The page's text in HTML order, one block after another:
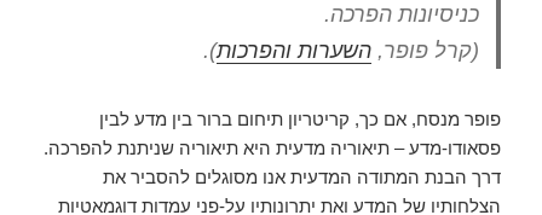
כניסיונות הפרכה.
(קרל פופר,השערות והפרכות).
פופר מנסח, אם כך, קריטריון תיחום ברור בין מדע לבין
פסאודו-מדע – תיאוריה מדעית היא תיאוריה שניתנת להפרכה.
דרך הבנת המתודה המדעית אנו מסוגלים להסביר את
הצלחותיו של המדע ואת יתרונותיו על-פני עמדות דוגמאטיות